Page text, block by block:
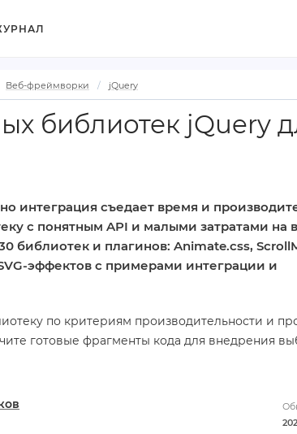
Веб-фреймворки jQuery
библиотек jQuery
интеграция съедает время и
с понятным API и малыми затратами на
библиотек и плагинов: Animate.css,
с примерами интеграции и
по критериям производительности и
готовые фрагменты кода для внедрения